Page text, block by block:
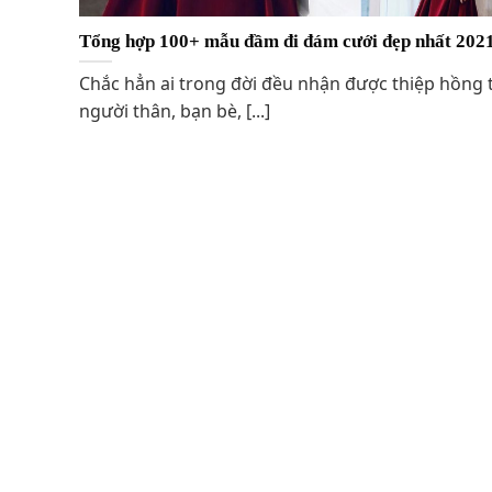
Tổng hợp 100+ mẫu đầm đi đám cưới đẹp nhất
Chắc hẳn ai trong đời đều nhận được thiệp hồng
người thân, bạn bè, [...]